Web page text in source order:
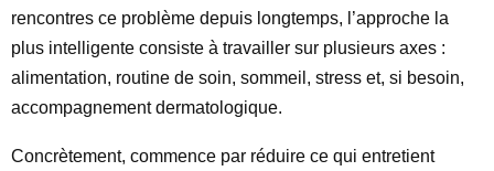
rencontres ce problème depuis longtemps, l’approche la
plus intelligente consiste à travailler sur plusieurs axes :
alimentation, routine de soin, sommeil, stress et, si besoin,
accompagnement dermatologique.
Concrètement, commence par réduire ce qui entretient